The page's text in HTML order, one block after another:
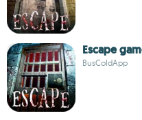
Escape
BusColdApp